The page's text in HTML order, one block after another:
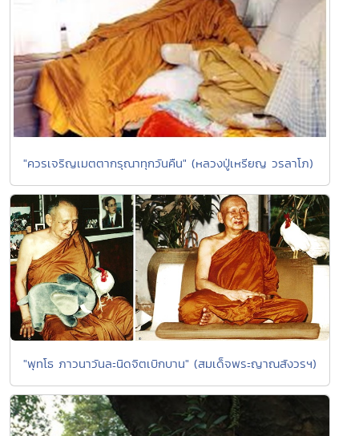
"ควรเจริญเมตตากรุณาทุกวันคืน" (หลวงปู่เหรียญ วรลาโภ)
"พุทโธ ภาวนาวันละนิดจิตเบิกบาน" (สมเด็จพระญาณสังวรฯ)